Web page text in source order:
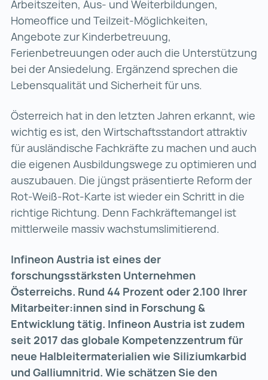
Arbeitszeiten, Aus- und Weiterbildungen,
Homeoffice und Teilzeit-Möglichkeiten,
Angebote zur Kinderbetreuung,
Ferienbetreuungen oder auch die Unterstützung
bei der Ansiedelung. Ergänzend sprechen die
Lebensqualität und Sicherheit für uns.
Österreich hat in den letzten Jahren erkannt, wie
wichtig es ist, den Wirtschaftsstandort attraktiv
für ausländische Fachkräfte zu machen und auch
die eigenen Ausbildungswege zu optimieren und
auszubauen. Die jüngst präsentierte Reform der
Rot-Weiß-Rot-Karte ist wieder ein Schritt in die
richtige Richtung. Denn Fachkräftemangel ist
mittlerweile massiv wachstumslimitierend.
Infineon Austria ist eines der
forschungsstärksten Unternehmen
Österreichs. Rund 44 Prozent oder 2.100 Ihrer
Mitarbeiter:innen sind in Forschung &
Entwicklung tätig. Infineon Austria ist zudem
seit 2017 das globale Kompetenzzentrum für
neue Halbleitermaterialien wie Siliziumkarbid
und Galliumnitrid. Wie schätzen Sie den